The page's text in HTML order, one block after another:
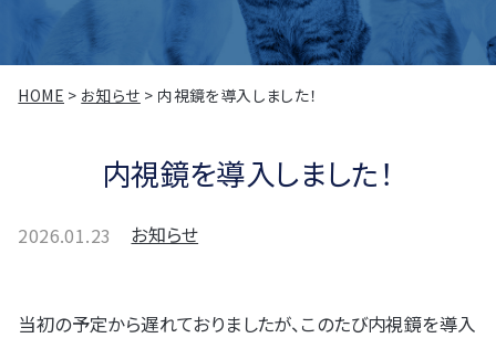
HOME > お知らせ > 内視鏡を導入しました！
内視鏡を導入しました！
2026.01.23 お知らせ
当初の予定から遅れておりましたが、このたび内視鏡を導入